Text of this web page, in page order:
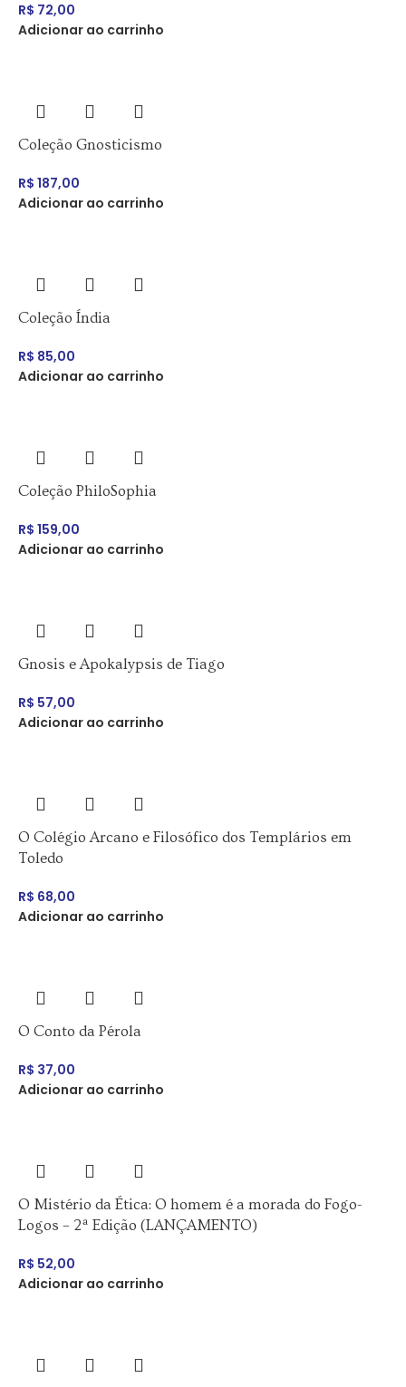
R$ 72,00
Adicionar ao carrinho
Coleção Gnosticismo
R$ 187,00
Adicionar ao carrinho
Coleção Índia
R$ 85,00
Adicionar ao carrinho
Coleção PhiloSophia
R$ 159,00
Adicionar ao carrinho
Gnosis e Apokalypsis de Tiago
R$ 57,00
Adicionar ao carrinho
O Colégio Arcano e Filosófico dos Templários em
Toledo
R$ 68,00
Adicionar ao carrinho
O Conto da Pérola
R$ 37,00
Adicionar ao carrinho
O Mistério da Ética: O homem é a morada do Fogo-
Logos – 2ª Edição (LANÇAMENTO)
R$ 52,00
Adicionar ao carrinho